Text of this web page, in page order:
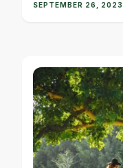
SEPTEMBER 26, 2023